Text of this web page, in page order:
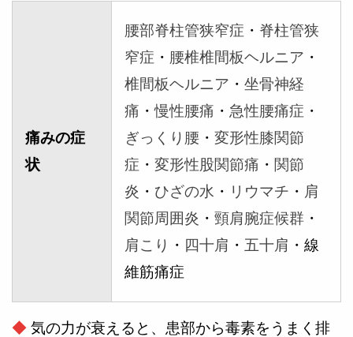
痛みの症
状
腰部脊柱管狭窄症 ・ 脊柱管狭
窄症 ・ 腰椎椎間板ヘルニア ・
椎間板ヘルニア ・ 坐骨神経
痛 ・慢性腰痛 ・ 急性腰痛症 ・
ぎっくり腰 ・ 変形性膝関節
症 ・ 変形性股関節痛 ・ 関節
炎 ・ ひざの水 ・ リウマチ ・ 肩
関節周囲炎 ・ 頸肩腕症候群 ・
肩こり ・ 四十肩 ・ 五十肩 ・線
維筋痛症
◆ 気の力が衰えると、患部から毒素をうまく排